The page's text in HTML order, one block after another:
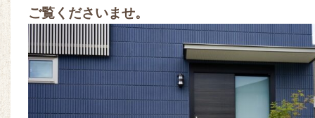
ご覧くださいませ。